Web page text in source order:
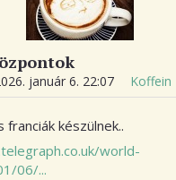
január 6. 22:07 Koffein
franciák készülnek..
world-
06/...